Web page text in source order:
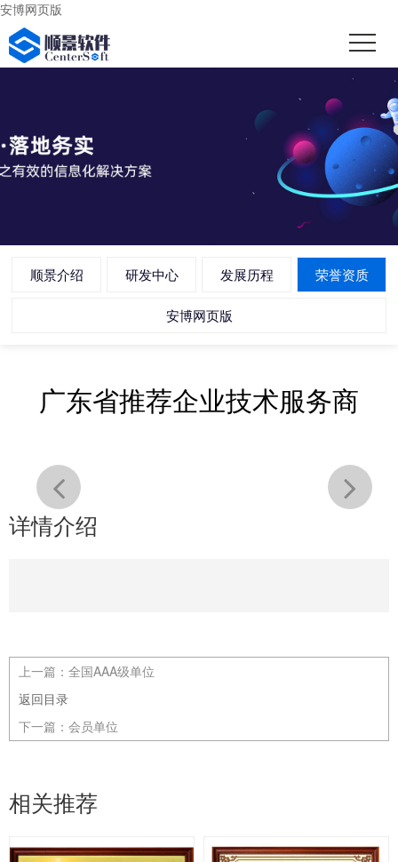
安博网页版
顺景介绍 研发中心 发展历程 荣誉资质
安博网页版
广东省推荐企业技术服务商
详情介绍
上一篇： 全国AAA级单位
返回目录
下一篇： 会员单位
相关推荐